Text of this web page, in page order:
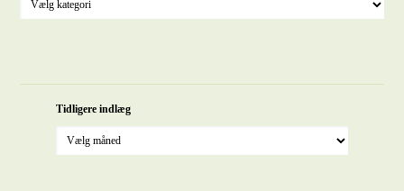
Tidligere indlæg